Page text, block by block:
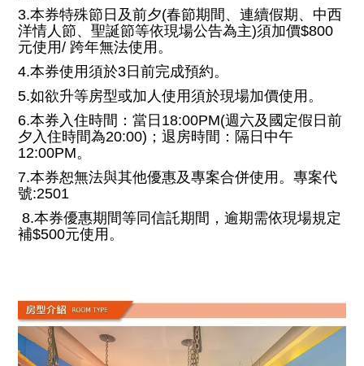
3.本券特殊節日及前夕(春節期間、連續假期、中西
洋情人節、聖誕節等依現場公告為主)須加價$800
元使用/ 跨年無法使用。
4.本券使用須於3日前完成預約。
5.如欲升等房型或加人使用須於現場加價使用。
6.本券入住時間：當日18:00PM(週六及國定假日前
夕入住時間為20:00)；退房時間：隔日中午
12:00PM。
7.本券恕無法與其他優惠及專案合併使用。專案代
號:2501
8.本券優惠期間等同信託期間，逾期需依現場規定
補$500元使用。